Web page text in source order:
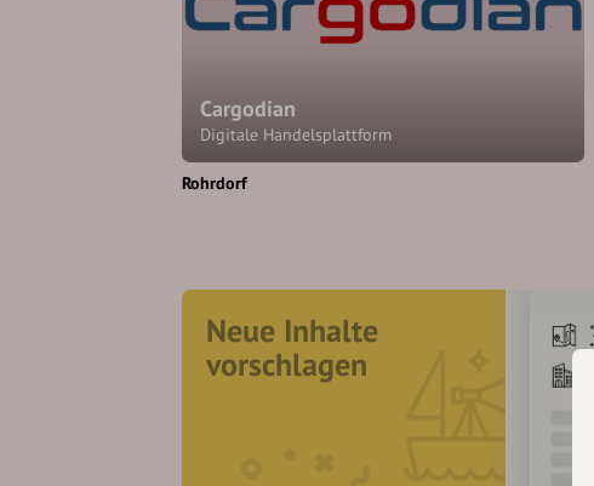
Cargodian
Digitale Handelsplattform
Rohrdorf
Neue Inhalte
vorschlagen